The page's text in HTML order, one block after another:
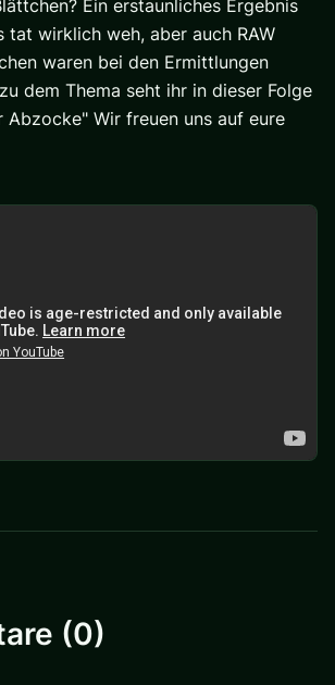
Ein erstaunliches Ergebnis
tat wirklich weh, aber auch RAW
waren bei den Ermittlungen
dem Thema seht ihr in dieser Folge
Abzocke" Wir freuen uns auf eure
(0)